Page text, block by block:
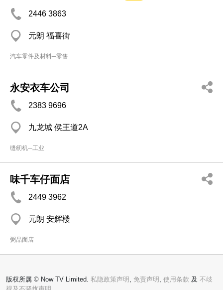
2446 3863
元朗 福喜街
汽车零件及材料─零售
永安衣车公司
2383 9696
九龙城 侯王道2A
缝纫机─工业
味千车仔面店
2449 3962
元朗 安辉楼
粥品面店
版权所属 © Now TV Limited. 私隐政策声明 , 免责声明 , 使用条款 及 不歧